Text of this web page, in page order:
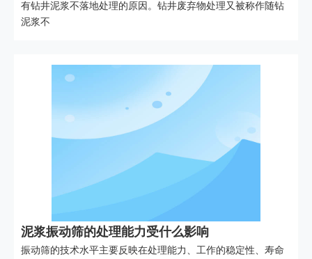
有钻井泥浆不落地处理的原因。钻井废弃物处理又被称作随钻
泥浆不
泥浆振动筛的处理能力受什么影响
振动筛的技术水平主要反映在处理能力、工作的稳定性、寿命